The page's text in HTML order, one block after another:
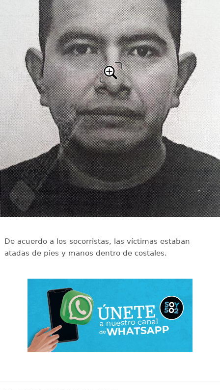
De acuerdo a los socorristas, las víctimas estaban
atadas de pies y manos dentro de costales.